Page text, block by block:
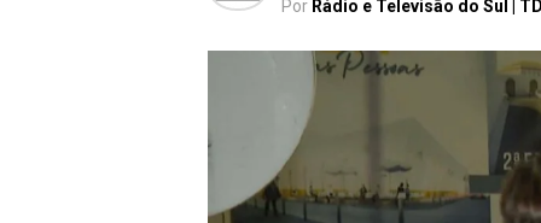
Por Rádio e Televisão do Sul |